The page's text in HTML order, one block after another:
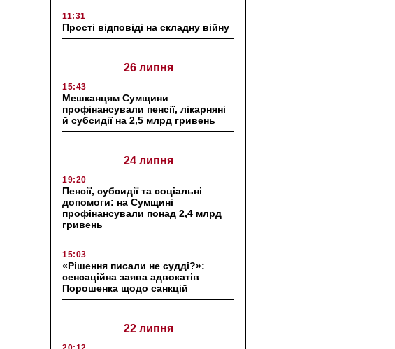
11:31
Прості відповіді на складну війну
26 липня
15:43
Мешканцям Сумщини
профінансували пенсії, лікарняні
й субсидії на 2,5 млрд гривень
24 липня
19:20
Пенсії, субсидії та соціальні
допомоги: на Сумщині
профінансували понад 2,4 млрд
гривень
15:03
«Рішення писали не судді?»:
сенсаційна заява адвокатів
Порошенка щодо санкцій
22 липня